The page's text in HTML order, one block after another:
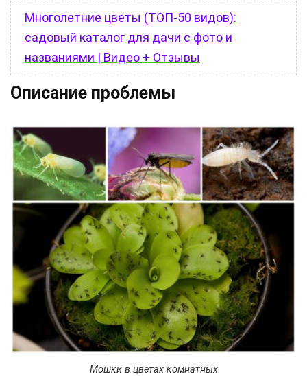
Многолетние цветы (ТОП-50 видов):
садовый каталог для дачи с фото и
названиями | Видео + Отзывы
Описание проблемы
Мошки в цветах комнатных